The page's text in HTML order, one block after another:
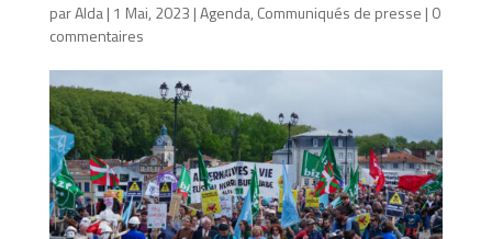
parAlda| 1 Mai, 2023 |Agenda, Communiqués de presse | 0
commentaires